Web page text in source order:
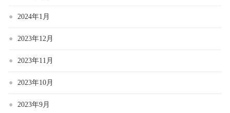
2024年1月
2023年12月
2023年11月
2023年10月
2023年9月